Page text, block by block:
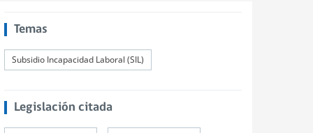
Temas
Subsidio Incapacidad Laboral (SIL)
Legislación citada